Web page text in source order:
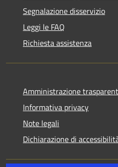
Segnalazione disservizio
Leggi le FAQ
Richiesta assistenza
Amministrazione
Informativa privacy
Note legali
Dichiarazione di